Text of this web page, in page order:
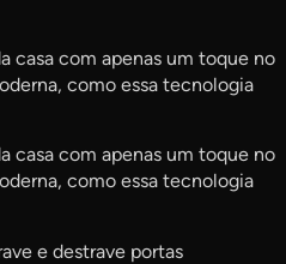
casa com apenas um toque no
como essa tecnologia
casa com apenas um toque no
como essa tecnologia
e destrave portas